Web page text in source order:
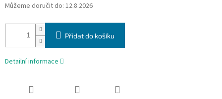
Můžeme doručit do: 12.8.2026
Přidat do košíku
Detailní informace